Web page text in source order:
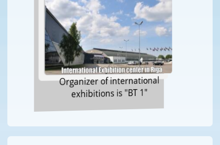
Organizer of international
exhibitions is "BT 1"